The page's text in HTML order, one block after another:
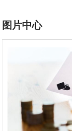
图片中心